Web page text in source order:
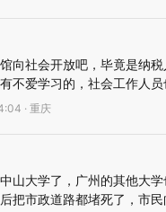
向社会开放吧，毕竟是纳
不爱学习的，社会工作人
· 重庆
山大学了，广州的其他大
把市政道路都堵死了，市民